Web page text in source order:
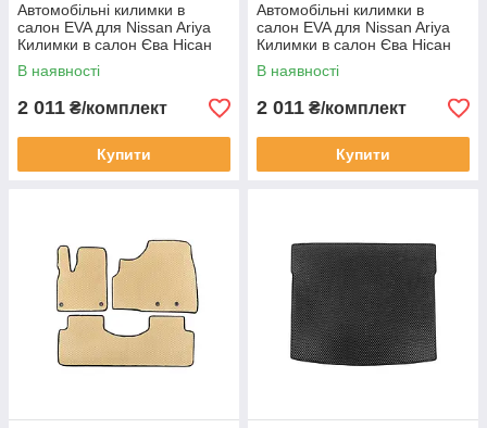
Автомобільні килимки в
салон EVA для Nissan Ariya
Килимки в салон Єва Нісан
Арія Коричневі
В наявності
2 011 ₴/комплект
Купити
Автомобільні килимки в
салон EVA для Nissan Ariya
Килимки в салон Єва Нісан
Арія Сині
В наявності
2 011 ₴/комплект
Купити